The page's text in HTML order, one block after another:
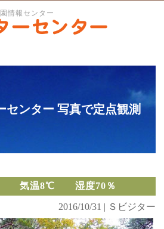
情報センター
センター 写真で定点観測
気温8℃ 湿度70％
2016/10/31 | Ｓビジター